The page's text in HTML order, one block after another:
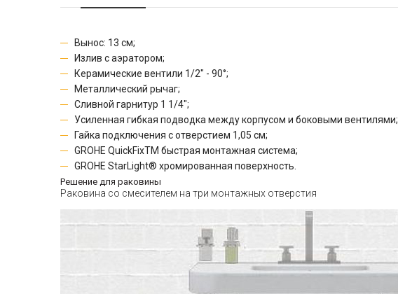
Вынос: 13 см;
Излив с аэратором;
Керамические вентили 1/2" - 90°;
Металлический рычаг;
Сливной гарнитур 1 1/4";
Усиленная гибкая подводка между корпусом и боковыми вентилями;
Гайка подключения с отверстием 1,05 см;
GROHE QuickFixTM быстрая монтажная система;
GROHE StarLight® хромированная поверхность.
Решение для раковины
Раковина со смесителем на три монтажных отверстия